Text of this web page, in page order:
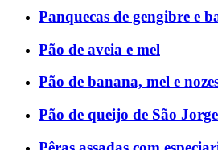
Panquecas de gengibre e
Pão de aveia e mel
Pão de banana, mel e
Pão de queijo de São Jorge